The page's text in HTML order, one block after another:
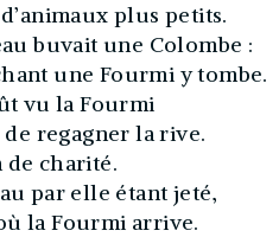
plus petits.
buvait une Colombe :
une Fourmi y tombe.
vu la Fourmi
de regagner la rive.
de charité.
par elle étant jeté,
la Fourmi arrive.